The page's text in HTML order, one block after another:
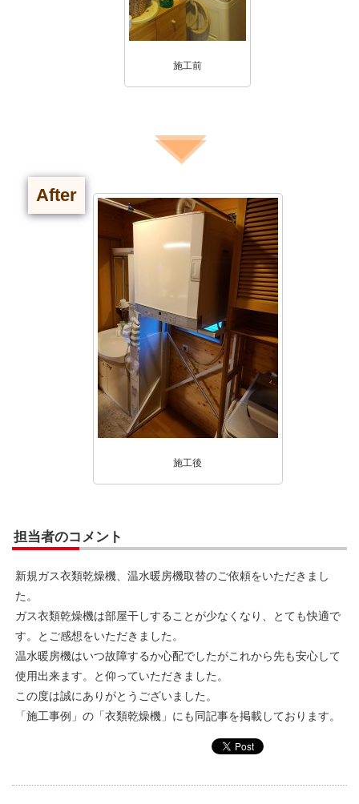
施工前
After
施工後
担当者のコメント
新規ガス衣類乾燥機、温水暖房機取替のご依頼をいただきまし
た。
ガス衣類乾燥機は部屋干しすることが少なくなり、とても快適で
す。とご感想をいただきました。
温水暖房機はいつ故障するか心配でしたがこれから先も安心して
使用出来ます。と仰っていただきました。
この度は誠にありがとうございました。
「施工事例」の「衣類乾燥機」にも同記事を掲載しております。